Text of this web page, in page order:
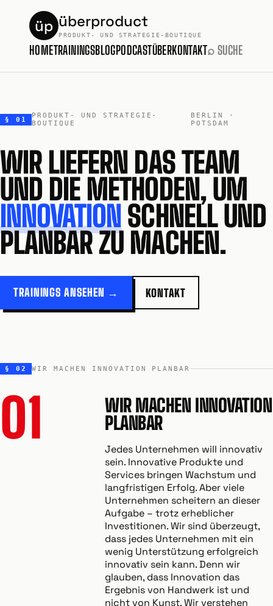
üp überproduct
PRODUKT- UND STRATEGIE-BOUTIQUE
HOMETRAININGSBLOGPODCASTÜBERKONTAKT⌕ SUCHE
§ 01
PRODUKT- UND STRATEGIE-
BOUTIQUE
BERLIN ·
POTSDAM
WIR LIEFERN DAS TEAM
UND DIE METHODEN, UM
INNOVATION SCHNELL UND
PLANBAR ZU MACHEN.
TRAININGS ANSEHEN → KONTAKT
§ 02 WIR MACHEN INNOVATION PLANBAR
01
WIR MACHEN INNOVATION
PLANBAR
Jedes Unternehmen will innovativ
sein. Innovative Produkte und
Services bringen Wachstum und
langfristigen Erfolg. Aber viele
Unternehmen scheitern an dieser
Aufgabe – trotz erheblicher
Investitionen. Wir sind überzeugt,
dass jedes Unternehmen mit ein
wenig Unterstützung erfolgreich
innovativ sein kann. Denn wir
glauben, dass Innovation das
Ergebnis von Handwerk ist und
nicht von Kunst. Wir verstehen